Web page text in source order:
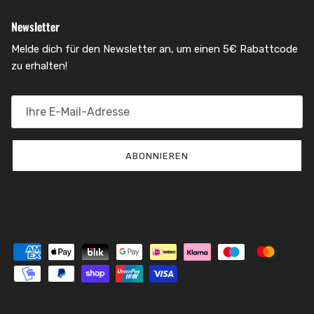
Newsletter
Melde dich für den Newsletter an, um einen 5€ Rabattcode
zu erhalten!
ABONNIEREN